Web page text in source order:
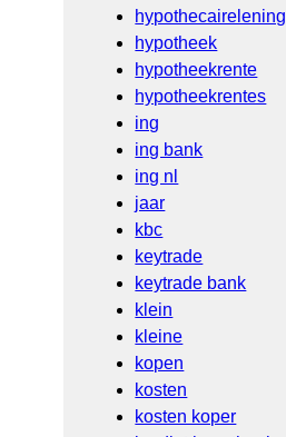
hypothecairelening
hypotheek
hypotheekrente
hypotheekrentes
ing
ing bank
ing nl
jaar
kbc
keytrade
keytrade bank
klein
kleine
kopen
kosten
kosten koper